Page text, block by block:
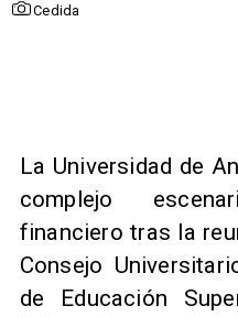
Cedida
La Universidad de
complejo
financiero tras la
Consejo
de Educación